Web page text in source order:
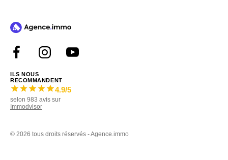
ILS NOUS
RECOMMANDENT
4.9/5
selon 983 avis sur
Immodvisor
© 2026 tous droits réservés - Agence.immo